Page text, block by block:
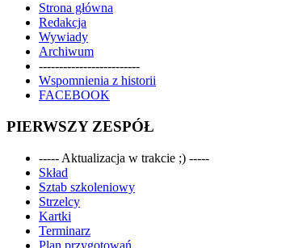
Strona główna
Redakcja
Wywiady
Archiwum
-------------------------
Wspomnienia z historii
FACEBOOK
PIERWSZY ZESPÓŁ
----- Aktualizacja w trakcie ;) -----
Skład
Sztab szkoleniowy
Strzelcy
Kartki
Terminarz
Plan przygotowań